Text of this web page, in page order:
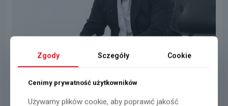
Zgody Sczegóły Cookie
Cenimy prywatność użytkowników
Używamy plików cookie, aby poprawić jakość